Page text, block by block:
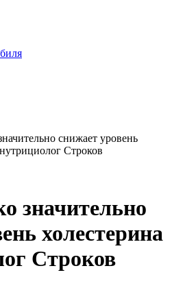
снижает уровень
Строков
значительно
холестерина
Строков